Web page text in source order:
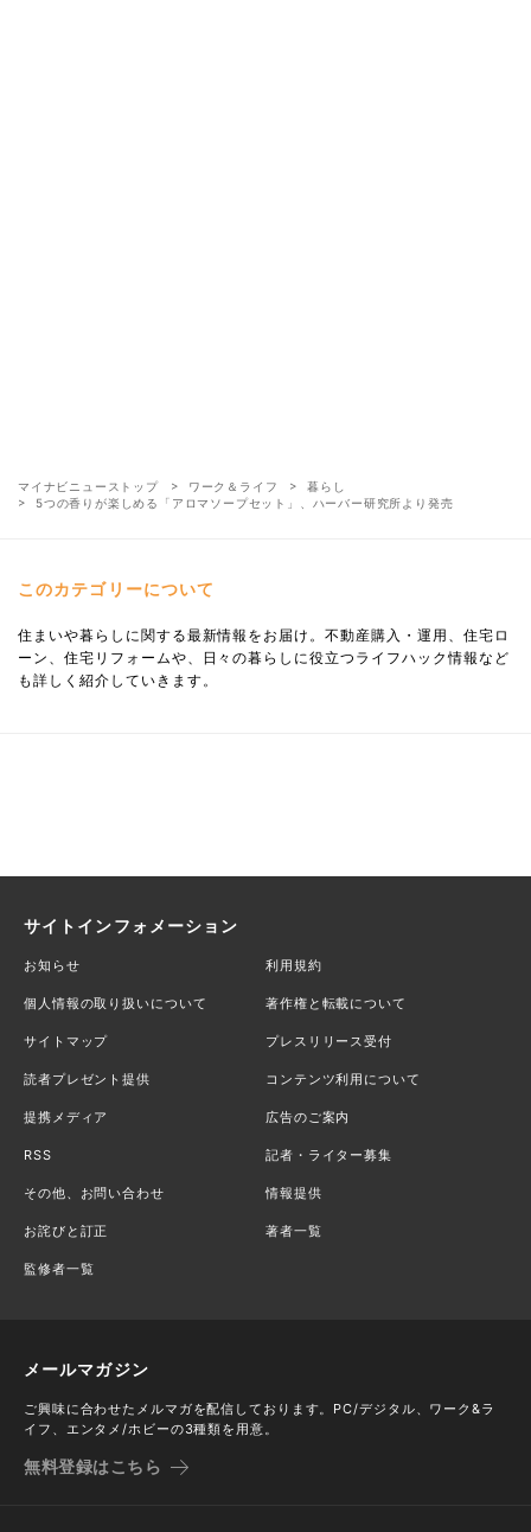
マイナビニューストップ ワーク＆ライフ
暮らし
5つの香りが楽しめる「アロマソープセット」、ハーバー研究所より発売
このカテゴリーについて
住まいや暮らしに関する最新情報をお届け。不動産購入・運用、住宅ロ
ーン、住宅リフォームや、日々の暮らしに役立つライフハック情報など
も詳しく紹介していきます。
サイトインフォメーション
お知らせ 利用規約
個人情報の取り扱いについて 著作権と転載について
サイトマップ プレスリリース受付
読者プレゼント提供 コンテンツ利用について
提携メディア 広告のご案内
RSS 記者・ライター募集
その他、お問い合わせ 情報提供
お詫びと訂正 著者一覧
監修者一覧
メールマガジン
ご興味に合わせたメルマガを配信しております。PC/デジタル、ワーク&ラ
イフ、エンタメ/ホビーの3種類を用意。
無料登録はこちら